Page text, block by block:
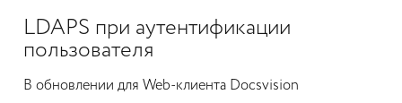
LDAPS при аутентификации
пользователя
В обновлении для Web-клиента Docsvision